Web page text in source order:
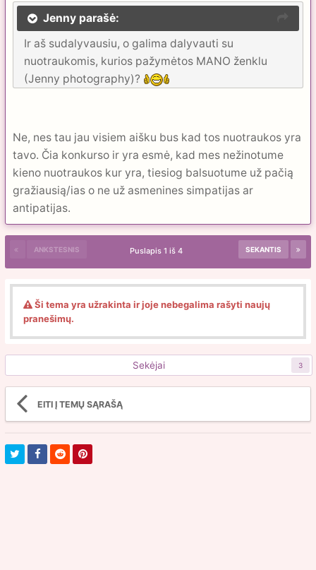
Jenny parašė:
Ir aš sudalyvausiu, o galima dalyvauti su
nuotraukomis, kurios pažymėtos MANO ženklu
(Jenny photography)?
Ne, nes tau jau visiem aišku bus kad tos nuotraukos yra
tavo. Čia konkurso ir yra esmė, kad mes nežinotume
kieno nuotraukos kur yra, tiesiog balsuotume už pačią
gražiausią/ias o ne už asmenines simpatijas ar
antipatijas.
ANKSTESNIS SEKANTIS
Puslapis 1 iš 4
Ši tema yra užrakinta ir joje nebegalima rašyti naujų
pranešimų.
Sekėjai 3
EITI Į TEMŲ SĄRAŠĄ